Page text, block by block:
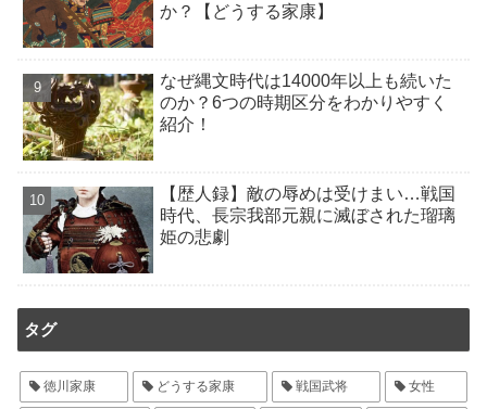
か？【どうする家康】
なぜ縄文時代は14000年以上も続いた
のか？6つの時期区分をわかりやすく
紹介！
【歴人録】敵の辱めは受けまい…戦国
時代、長宗我部元親に滅ぼされた瑠璃
姫の悲劇
タグ
徳川家康 どうする家康 戦国武将 女性